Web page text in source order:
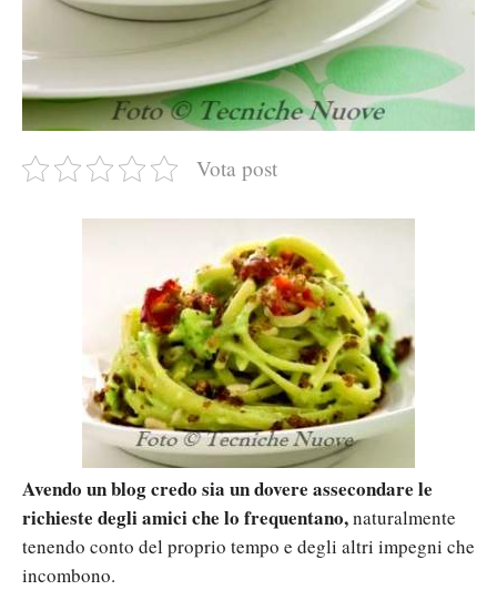
Vota post
Avendo un blog credo sia un dovere assecondare le
richieste degli amici che lo frequentano,naturalmente
tenendo conto del proprio tempo e degli altri impegni che
incombono.